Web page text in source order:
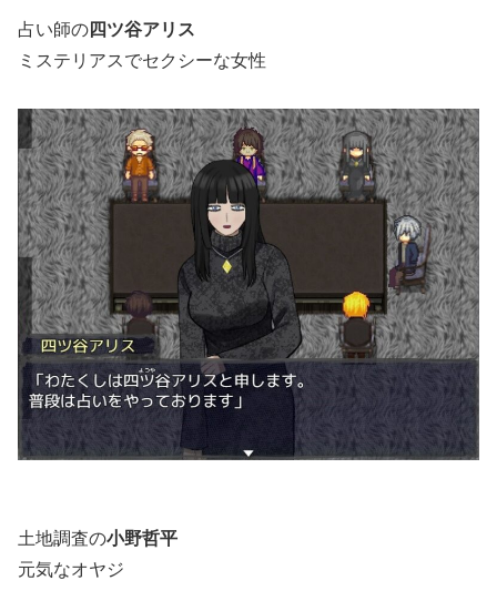
占い師の四ツ谷アリス
ミステリアスでセクシーな女性
土地調査の小野哲平
元気なオヤジ